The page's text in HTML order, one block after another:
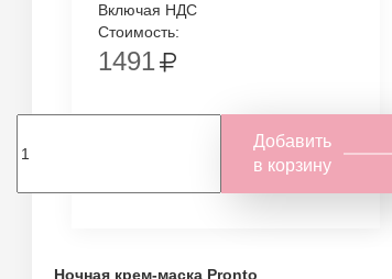
Включая НДС
Стоимость:
1491
Добавить
в корзину
Ночная крем-маска Pronto